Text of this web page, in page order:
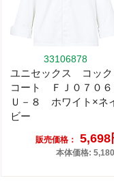
33106878
ユニセックス コック
コート ＦＪ０７０６
Ｕ－８ ホワイト×ネ
ビー
販売価格： 5,698
本体価格: